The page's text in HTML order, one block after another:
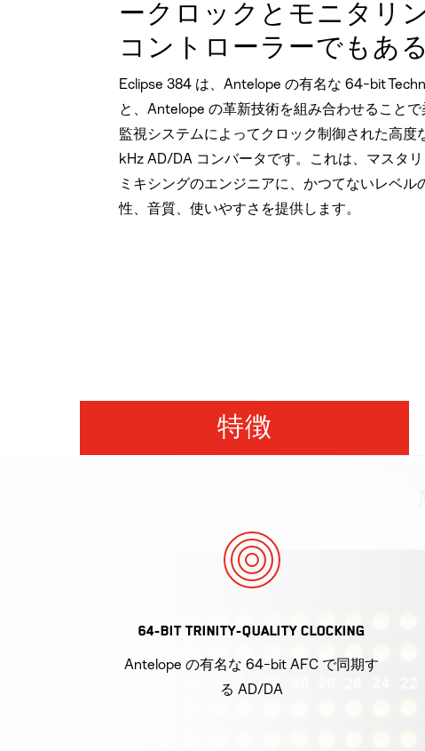
ークロックとモニタリ
コントローラーでもある
Eclipse 384 は、Antelope の有名な 64-bit
と、Antelope の革新技術を組み合わせることで
監視システムによってクロック制御された高度
kHz AD/DA コンバータです。これは、マスタリ
ミキシングのエンジニアに、かつてないレベル
性、音質、使いやすさを提供します。
特徴
64-BIT TRINITY-QUALITY CLOCKING
Antelope の有名な 64-bit AFC で同期す
る AD/DA